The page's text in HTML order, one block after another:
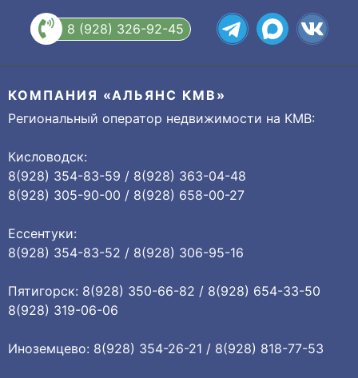
8 (928) 326-92-45
КОМПАНИЯ «АЛЬЯНС КМВ»
Региональный оператор недвижимости на КМВ:
Кисловодск:
8(928) 354-83-59 / 8(928) 363-04-48
8(928) 305-90-00 / 8(928) 658-00-27
Ессентуки:
8(928) 354-83-52 / 8(928) 306-95-16
Пятигорск: 8(928) 350-66-82 / 8(928) 654-33-50
8(928) 319-06-06
Иноземцево: 8(928) 354-26-21 / 8(928) 818-77-53